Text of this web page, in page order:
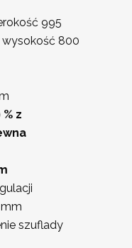
995
800
z
szuflady